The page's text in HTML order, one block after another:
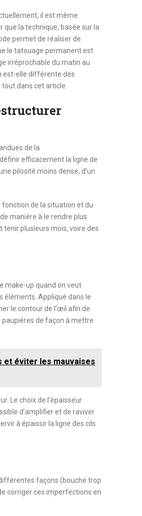
il est même
la technique, basée sur la
permet de réaliser de
le tatouage permanent est
irréprochable du matin au
est-elle différente des
tout dans cet article.
de la
efficacement la ligne de
pilosité moins dense, d’un
de la situation et du
manière à le rendre plus
tenir plusieurs mois, voire des
make-up quand on veut
éléments. Appliqué dans le
le contour de l’œil afin de
de façon à mettre
et éviter les mauvaises
Le choix de l’épaisseur
d’amplifier et de raviver
à épaissir la ligne des cils
façons (bouche trop
corriger ces imperfections en